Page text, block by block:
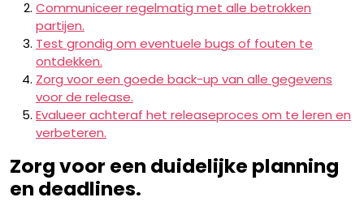
Communiceer regelmatig met alle betrokken
partijen.
Test grondig om eventuele bugs of fouten te
ontdekken.
Zorg voor een goede back-up van alle gegevens
voor de release.
Evalueer achteraf het releaseproces om te leren en
verbeteren.
Zorg voor een duidelijke planning
en deadlines.